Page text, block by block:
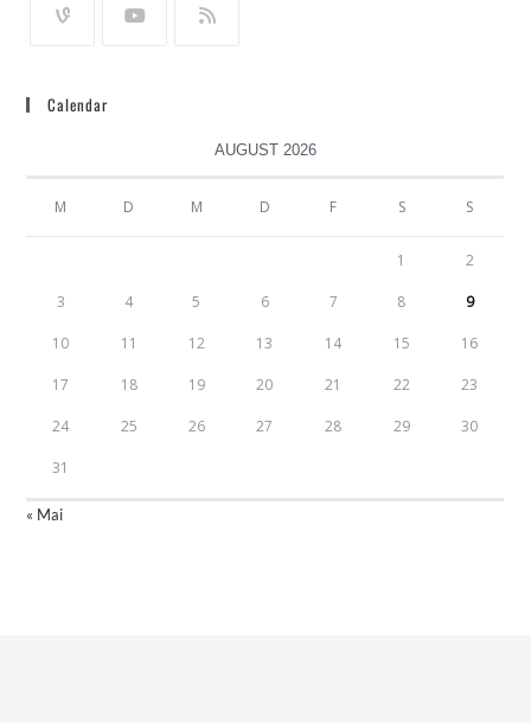
Calendar
AUGUST 2026
M D M D F S S
1 2
3 4 5 6 7 8 9
10 11 12 13 14 15 16
17 18 19 20 21 22 23
24 25 26 27 28 29 30
31
« Mai